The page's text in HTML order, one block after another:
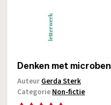
Denken met microben
AuteurGerda Sterk
CategorieNon-fictie